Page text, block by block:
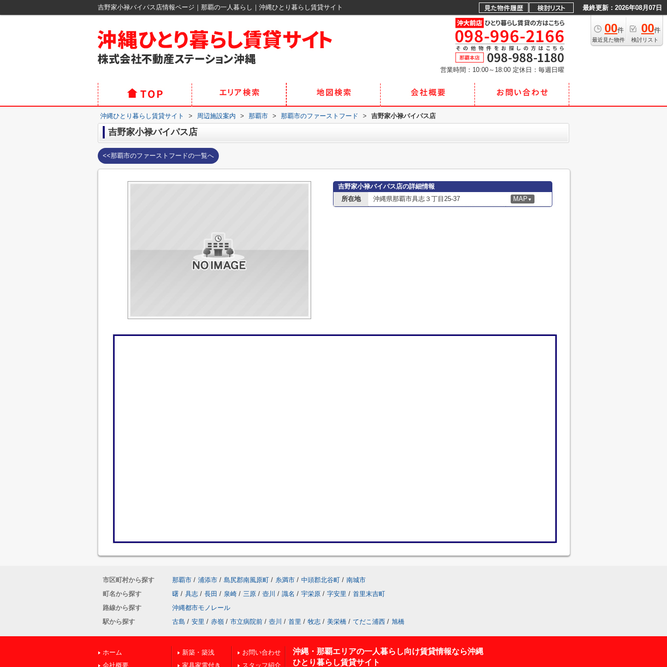
吉野家小禄バイパス店情報ページ｜那覇の一人暮らし｜沖縄ひとり暮らし賃貸サイト 最終更新：2026年08月07日
00件
最近見た物件
00件
検討リスト
営業時間：10:00～18:00 定休日：毎週日曜
沖縄ひとり暮らし賃貸サイト > 周辺施設案内 > 那覇市 > 那覇市のファーストフード > 吉野家小禄バイパス店
吉野家小禄バイパス店
<<那覇市のファーストフードの一覧へ
吉野家小禄バイパス店の詳細情報
所在地
沖縄県那覇市具志３丁目25-37 MAP ▼
市区町村から探す 那覇市 / 浦添市 / 島尻郡南風原町 / 糸満市 / 中頭郡北谷町 / 南城市
町名から探す
曙 / 具志 / 長田 / 泉崎 / 三原 / 壺川 / 識名 / 宇栄原 / 字安里 / 首里末吉町
路線から探す
沖縄都市モノレール
駅から探す
古島 / 安里 / 赤嶺 / 市立病院前 / 壺川 / 首里 / 牧志 / 美栄橋 / てだこ浦西 / 旭橋
ホーム
会社概要
新築・築浅
家具家電付き
お問い合わせ
スタッフ紹介
沖縄・那覇エリアの一人暮らし向け賃貸情報なら沖縄
ひとり暮らし賃貸サイト